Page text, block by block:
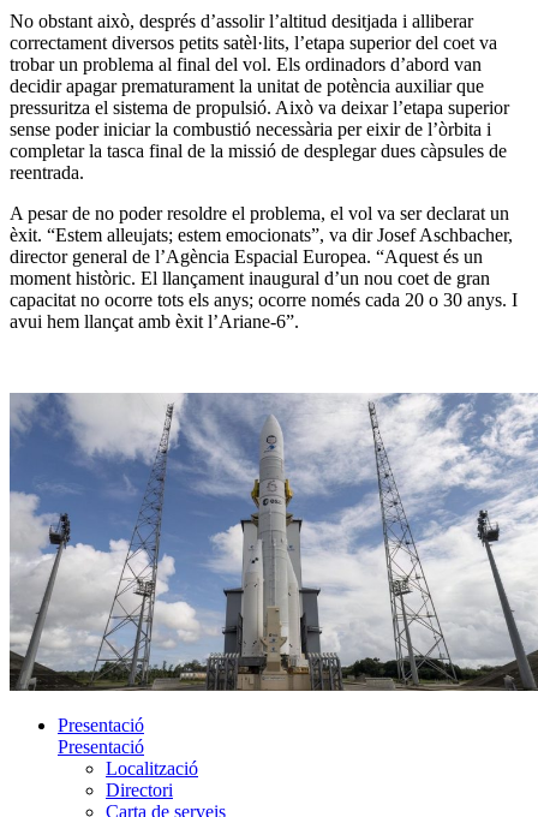
No obstant això, després d’assolir l’altitud desitjada i alliberar
correctament diversos petits satèl·lits, l’etapa superior del coet va
trobar un problema al final del vol. Els ordinadors d’abord van
decidir apagar prematurament la unitat de potència auxiliar que
pressuritza el sistema de propulsió. Això va deixar l’etapa superior
sense poder iniciar la combustió necessària per eixir de l’òrbita i
completar la tasca final de la missió de desplegar dues càpsules de
reentrada.
A pesar de no poder resoldre el problema, el vol va ser declarat un
èxit. “Estem alleujats; estem emocionats”, va dir Josef Aschbacher,
director general de l’Agència Espacial Europea. “Aquest és un
moment històric. El llançament inaugural d’un nou coet de gran
capacitat no ocorre tots els anys; ocorre només cada 20 o 30 anys. I
avui hem llançat amb èxit l’Ariane-6”.
Presentació
Presentació
Localització
Directori
Carta de serveis